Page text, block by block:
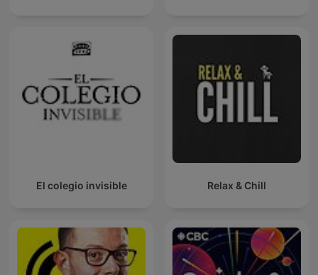
El colegio invisible Relax & Chill